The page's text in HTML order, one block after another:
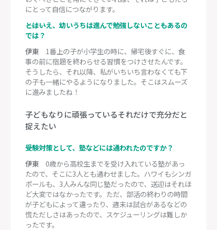
にとって自信につながります。
―――とはいえ、幼いうちは進んで勉強しないこともあるの
では？
伊東 1番上の子が小学生の時に、帰宅後すぐに、食
事の前に宿題を終わらせる習慣をつけさせたんです。
そうしたら、それ以降、私がいちいち言わなくても下
の子も一緒にやるようになりました。そこはスムーズ
に進みましたね！
子どもなりに頑張っているそれだけで充分だと
捉えたい
―――受験対策として、塾などには通われたのですか？
伊東 0歳から高校生までを受け入れている塾があっ
たので、そこに3人とも通わせました。ハワイもシンガ
ポールも、3人みんな同じ塾だったので、送迎はそれほ
ど大変ではなかったです。ただ、部活の終わりの時間
が子どもによって違ったり、週末は試合があるなどの
慌ただしさはあったので、スケジューリングは難しか
ったです。